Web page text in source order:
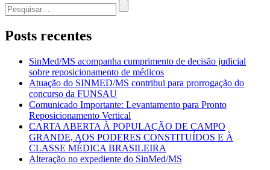
Post
Procurar
por:
Posts recentes
SinMed/MS acompanha cumprimento de decisão judicial
sobre reposicionamento de médicos
Atuação do SINMED/MS contribui para prorrogação do
concurso da FUNSAU
Comunicado Importante: Levantamento para Pronto
Reposicionamento Vertical
CARTA ABERTA À POPULAÇÃO DE CAMPO
GRANDE, AOS PODERES CONSTITUÍDOS E À
CLASSE MÉDICA BRASILEIRA
Alteração no expediente do SinMed/MS